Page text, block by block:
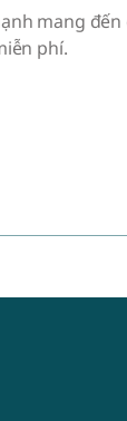
mang đến
phí.